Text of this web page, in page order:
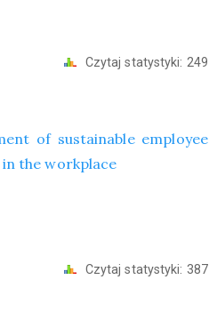
Czytaj statystyki: 249
of sustainable employee
the workplace
Czytaj statystyki: 387